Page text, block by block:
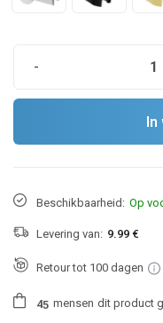
-
In
Beschikbaarheid: Op
Levering van: 9.99 €
Retour tot 100 dagen
45 mensen dit product